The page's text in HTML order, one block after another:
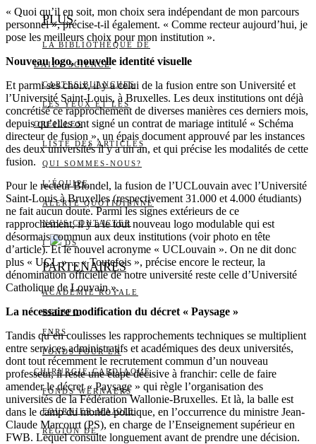
PLUS
LA BIBLIOTHÈQUE DE
DAILY SCIENCE
CARTES BLANCHES
LES YEUX ET LES
OREILLES
LISTE DES ARTICLES
QUI SOMMES-NOUS?
L’ÉQUIPE
ALERTE QUOTIDIENNE
NOUS CONTACTER
I DS
PARTENAIRES
ACADÉMIE ROYALE
BELSPO
FNRS
FONDS POUR LA
CHIRURGIE CARDIAQUE
FONDS WERNAERS
FOURNIER-MAJOIE
RÉGION DE
« Quoi qu’il en soit, mon choix sera indépendant de mon parcours
personnel », précise-t-il également. « Comme recteur aujourd’hui, je
pose les meilleurs choix pour mon institution ».
Nouveau logo, nouvelle identité visuelle
Et parmi ses choix, il y a celui de la fusion entre son Université et
l’Université Saint-Louis, à Bruxelles. Les deux institutions ont déjà
concrétisé ce rapprochement de diverses manières ces derniers mois,
depuis qu’elles ont signé un contrat de mariage intitulé « Schéma
directeur de fusion », un épais document approuvé par les instances
des deux universités il y a un an, et qui précise les modalités de cette
fusion.
Pour le recteur Blondel, la fusion de l’UCLouvain avec l’Université
Saint-Louis à Bruxelles (respectivement 31.000 et 4.000 étudiants)
ne fait aucun doute. Parmi les signes extérieurs de ce
rapprochement, il y a le tout nouveau logo modulable qui est
désormais commun aux deux institutions (voir photo en tête
d’article). Et le nouvel acronyme « UCLouvain ». On ne dit donc
plus « UCL »… « Toutefois », précise encore le recteur, la
dénomination officielle de notre université reste celle d’Université
Catholique de Louvain ».
La nécessaire modification du décret « Paysage »
Tandis qu’en coulisses les rapprochements techniques se multiplient
entre services administratifs et académiques des deux universités,
dont tout récemment le recrutement commun d’un nouveau
professeur, il reste une étape décisive à franchir: celle de faire
amender le décret « Paysage » qui règle l’organisation des
universités de la Fédération Wallonie-Bruxelles. Et là, la balle est
dans le camp du monde politique, en l’occurrence du ministre Jean-
Claude Marcourt (PS), en charge de l’Enseignement supérieur en
FWB. Lequel consulte longuement avant de prendre une décision.